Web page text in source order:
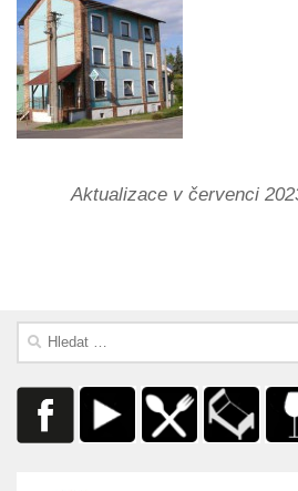
Aktualizace v červenci
Vyhledávání